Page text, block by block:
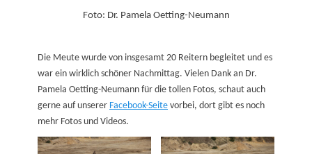
Foto: Dr. Pamela Oetting-Neumann
Die Meute wurde von insgesamt 20 Reitern begleitet und es
war ein wirklich schöner Nachmittag. Vielen Dank an Dr.
Pamela Oetting-Neumann für die tollen Fotos, schaut auch
gerne auf unserer Facebook-Seite vorbei, dort gibt es noch
mehr Fotos und Videos.